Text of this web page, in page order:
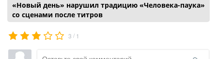
«Новый день» нарушил традицию «Человека-паука»
со сценами после титров
3 / 1